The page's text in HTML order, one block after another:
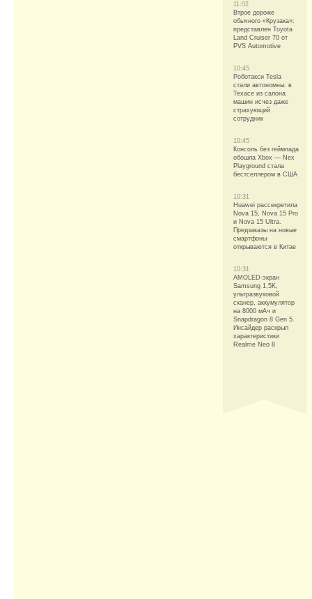
11:02
Втрое дороже
обычного «Крузака»:
представлен Toyota
Land Cruiser 70 от
PVS Automotive
10:45
Роботакси Tesla
стали автономны: в
Техасе из салона
машин исчез даже
страхующий
сотрудник
10:45
Консоль без геймпада
обошла Xbox — Nex
Playground стала
бестселлером в США
10:31
Huawei рассекретила
Nova 15, Nova 15 Pro
и Nova 15 Ultra.
Предзаказы на новые
смартфоны
открываются в Китае
10:31
AMOLED-экран
Samsung 1,5K,
ультразвуковой
сканер, аккумулятор
на 8000 мАч и
Snapdragon 8 Gen 5.
Инсайдер раскрыл
характеристики
Realme Neo 8